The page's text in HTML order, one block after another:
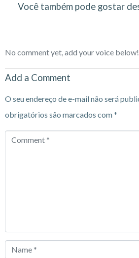
Você também pode gostar
No comment yet, add your voice below!
Add a Comment
O seu endereço de e-mail não será
obrigatórios são marcados com*
Comment
Name